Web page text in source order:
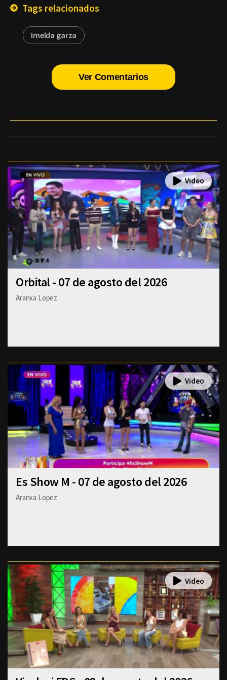
Tags relacionados
Imelda garza
Ver Comentarios
Orbital - 07 de agosto del 2026
Aranxa Lopez
Es Show M - 07 de agosto del 2026
Aranxa Lopez